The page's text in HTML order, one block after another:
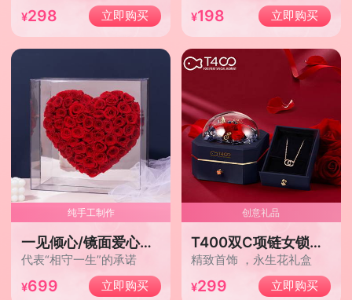
298 立即购买 198 立即购买
纯手工制作
一见倾心/镜面爱心永生花礼盒-挚爱红
代表“相守一生”的承诺
699 立即购买
创意礼品
T400双C项链女锁骨链镶施华洛世奇锆电镀玫瑰金
精致首饰 ，永生花礼盒
299 立即购买